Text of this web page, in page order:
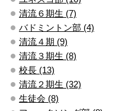
清流６期生 (7)
バドミントン部 (4)
清流４期 (9)
清流３期生 (8)
校長 (13)
清流２期生 (32)
生徒会 (8)